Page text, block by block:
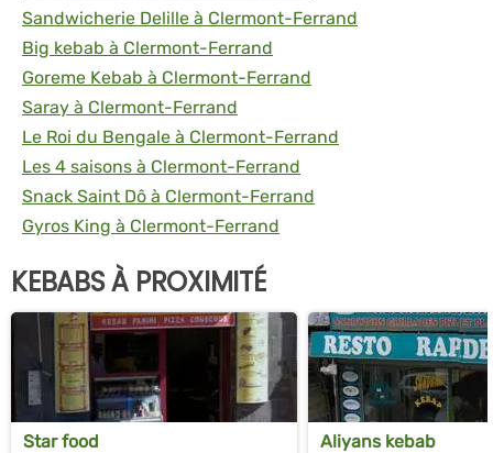
Sandwicherie Delille à Clermont-Ferrand
Big kebab à Clermont-Ferrand
Goreme Kebab à Clermont-Ferrand
Saray à Clermont-Ferrand
Le Roi du Bengale à Clermont-Ferrand
Les 4 saisons à Clermont-Ferrand
Snack Saint Dô à Clermont-Ferrand
Gyros King à Clermont-Ferrand
KEBABS À PROXIMITÉ
Star food Aliyans kebab